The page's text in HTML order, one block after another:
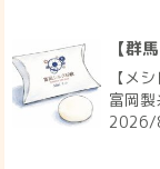
【群
【メ
富岡
2026/